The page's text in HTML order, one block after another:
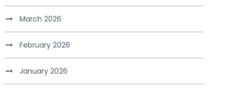
March 2026
February 2026
January 2026